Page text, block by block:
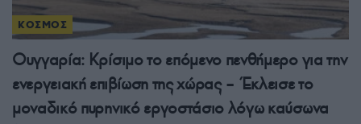
ΚΟΣΜΟΣ
Ουγγαρία: Κρίσιμο το επόμενο πενθήμερο για την
ενεργειακή επιβίωση της χώρας – Έκλεισε το
μοναδικό πυρηνικό εργοστάσιο λόγω καύσωνα